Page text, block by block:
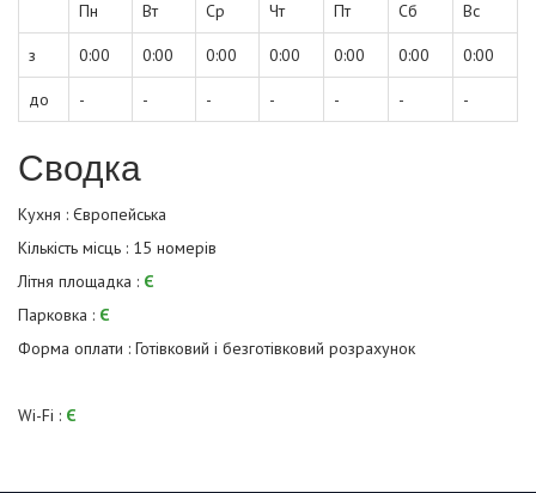
Пн Вт Ср Чт Пт Сб Вс
з 0:00 0:00 0:00 0:00 0:00 0:00 0:00
до - - - - - - -
Сводка
Кухня : Європейська
Кількість місць : 15 номерів
Літня площадка : Є
Парковка : Є
Форма оплати : Готівковий і безготівковий розрахунок
Wi-Fi : Є